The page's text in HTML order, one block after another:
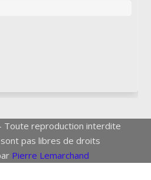
Toute reproduction interdite
pas libres de droits
Pierre Lemarchand